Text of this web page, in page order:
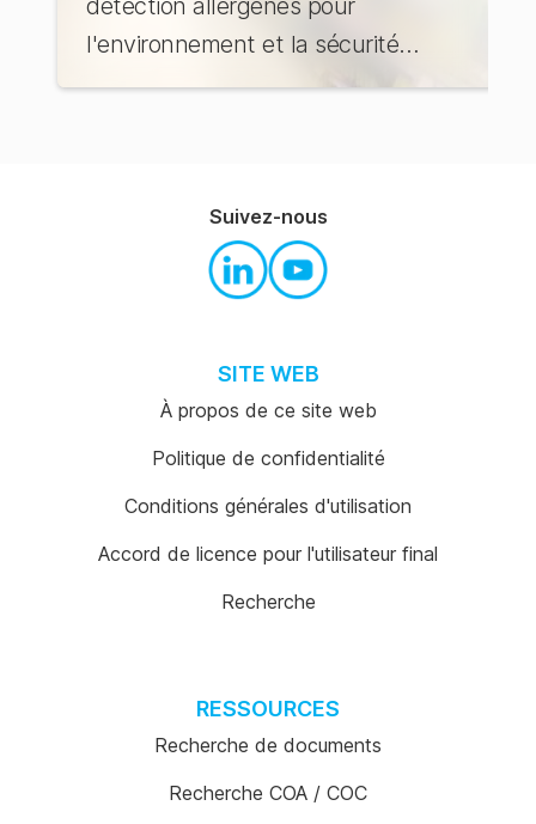
détection allergènes pour
l'environnement et la sécurité
alimentaire
SITE WEB
À propos de ce site web
Politique de confidentialité
Conditions générales d'utilisation
Accord de licence pour l'utilisateur final
Recherche
RESSOURCES
Recherche de documents
Recherche COA / COC
Suivez-nous